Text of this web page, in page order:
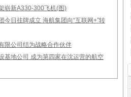
崭新A330-300飞机(图)
今日挂牌成立 海航集团向“互联网+”转
限公司结为战略合作伙伴
基地公司 成为第四家在沈运营的航空